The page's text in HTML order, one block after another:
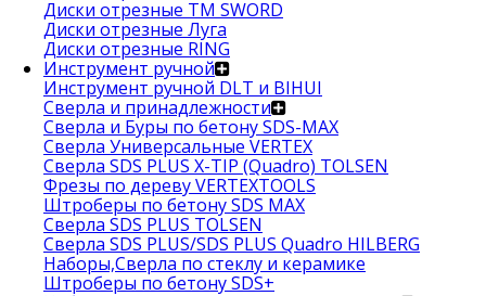
Диски отрезные ТМ SWORD
Диски отрезные Луга
Диски отрезные RING
Инструмент ручной
Инструмент ручной DLT и BIHUI
Сверла и принадлежности
Сверла и Буры по бетону SDS-MAX
Сверла Универсальные VERTEX
Сверла SDS PLUS X-TIP (Quadro) TOLSEN
Фрезы по дереву VERTEXTOOLS
Штроберы по бетону SDS MAX
Сверла SDS PLUS TOLSEN
Сверла SDS PLUS/SDS PLUS Quadro HILBERG
Наборы,Сверла по стеклу и керамике
Штроберы по бетону SDS+